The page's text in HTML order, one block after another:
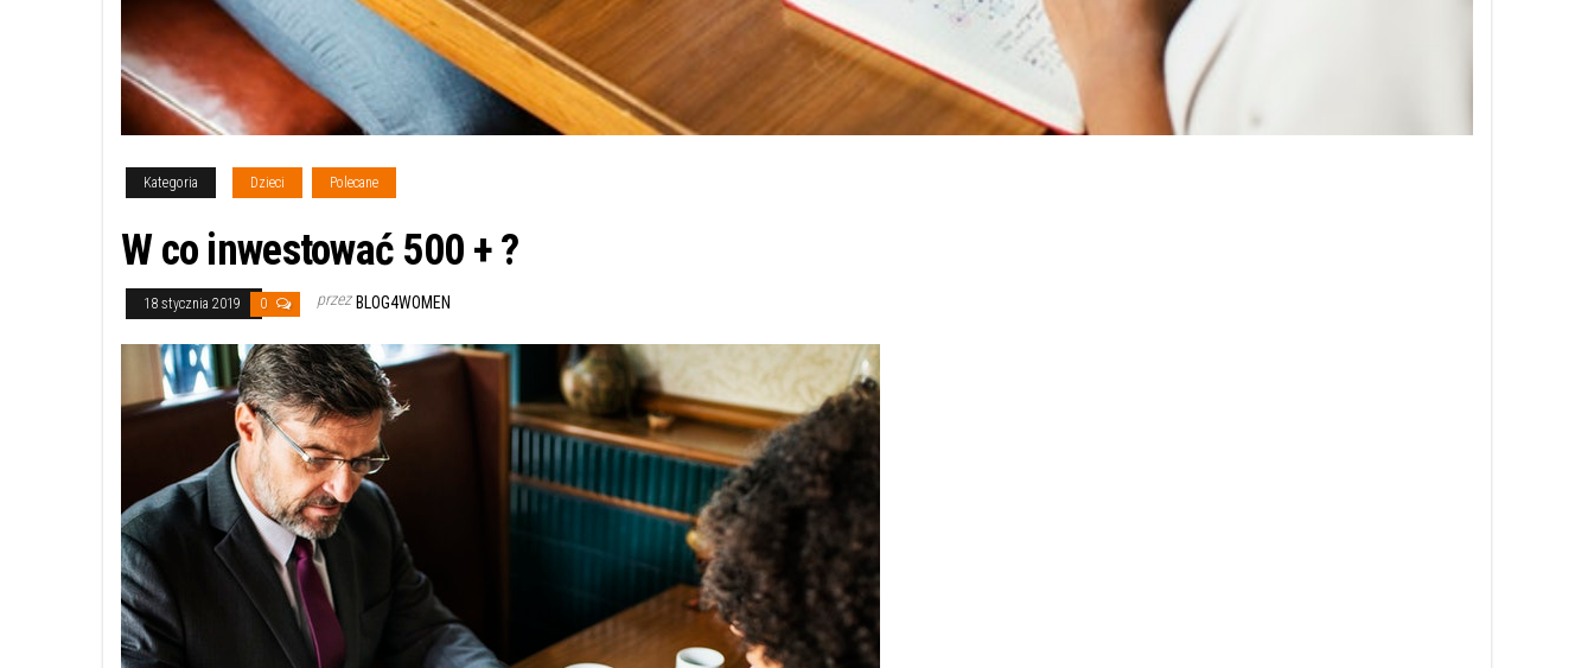
Kategoria Dzieci Polecane
W co inwestować 500 + ?
18 stycznia 2019 0 przez BLOG4WOMEN